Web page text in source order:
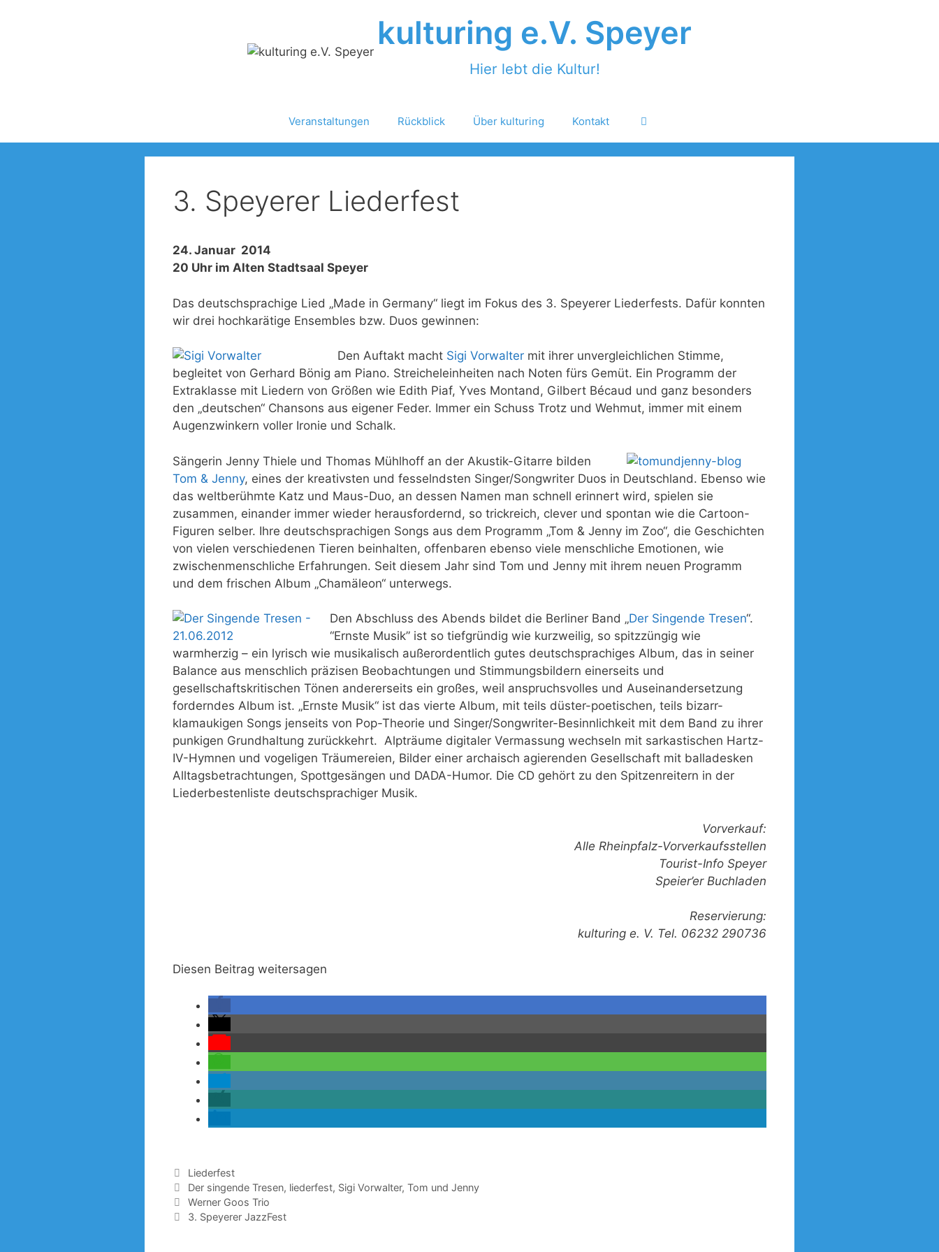
kulturing e.V. Speyer
Hier lebt die Kultur!
Veranstaltungen Rückblick Über kulturing Kontakt
3. Speyerer Liederfest
24. Januar 2014
20 Uhr im Alten Stadtsaal Speyer
Das deutschsprachige Lied „Made in Germany“ liegt im Fokus des 3. Speyerer Liederfests. Dafür konnten
wir drei hochkarätige Ensembles bzw. Duos gewinnen:
Den Auftakt macht Sigi Vorwaltermit ihrer unvergleichlichen Stimme,
begleitet von Gerhard Bönig am Piano. Streicheleinheiten nach Noten fürs Gemüt. Ein Programm der
Extraklasse mit Liedern von Größen wie Edith Piaf, Yves Montand, Gilbert Bécaud und ganz besonders
den „deutschen“ Chansons aus eigener Feder. Immer ein Schuss Trotz und Wehmut, immer mit einem
Augenzwinkern voller Ironie und Schalk.
Sängerin Jenny Thiele und Thomas Mühlhoff an der Akustik-Gitarre bilden
Tom & Jenny, eines der kreativsten und fesselndsten Singer/Songwriter Duos in Deutschland. Ebenso wie
das weltberühmte Katz und Maus-Duo, an dessen Namen man schnell erinnert wird, spielen sie
zusammen, einander immer wieder herausfordernd, so trickreich, clever und spontan wie die Cartoon-
Figuren selber. Ihre deutschsprachigen Songs aus dem Programm „Tom & Jenny im Zoo“, die Geschichten
von vielen verschiedenen Tieren beinhalten, offenbaren ebenso viele menschliche Emotionen, wie
zwischenmenschliche Erfahrungen. Seit diesem Jahr sind Tom und Jenny mit ihrem neuen Programm
und dem frischen Album „Chamäleon“ unterwegs.
Den Abschluss des Abends bildet die Berliner Band „Der Singende Tresen“.
“Ernste Musik” ist so tiefgründig wie kurzweilig, so spitzzüngig wie
warmherzig – ein lyrisch wie musikalisch außerordentlich gutes deutschsprachiges Album, das in seiner
Balance aus menschlich präzisen Beobachtungen und Stimmungsbildern einerseits und
gesellschaftskritischen Tönen andererseits ein großes, weil anspruchsvolles und Auseinandersetzung
forderndes Album ist. „Ernste Musik“ ist das vierte Album, mit teils düster-poetischen, teils bizarr-
klamaukigen Songs jenseits von Pop-Theorie und Singer/Songwriter-Besinnlichkeit mit dem Band zu ihrer
punkigen Grundhaltung zurückkehrt. Alpträume digitaler Vermassung wechseln mit sarkastischen Hartz-
IV-Hymnen und vogeligen Träumereien, Bilder einer archaisch agierenden Gesellschaft mit balladesken
Alltagsbetrachtungen, Spottgesängen und DADA-Humor. Die CD gehört zu den Spitzenreitern in der
Liederbestenliste deutschsprachiger Musik.
Vorverkauf:
Alle Rheinpfalz-Vorverkaufsstellen
Tourist-Info Speyer
Speier’er Buchladen
Reservierung:
kulturing e. V. Tel. 06232 290736
Diesen Beitrag weitersagen
Kategorien
Liederfest
Schlagwörter
Der singende Tresen, liederfest, Sigi Vorwalter, Tom und Jenny
Werner Goos Trio
3. Speyerer JazzFest